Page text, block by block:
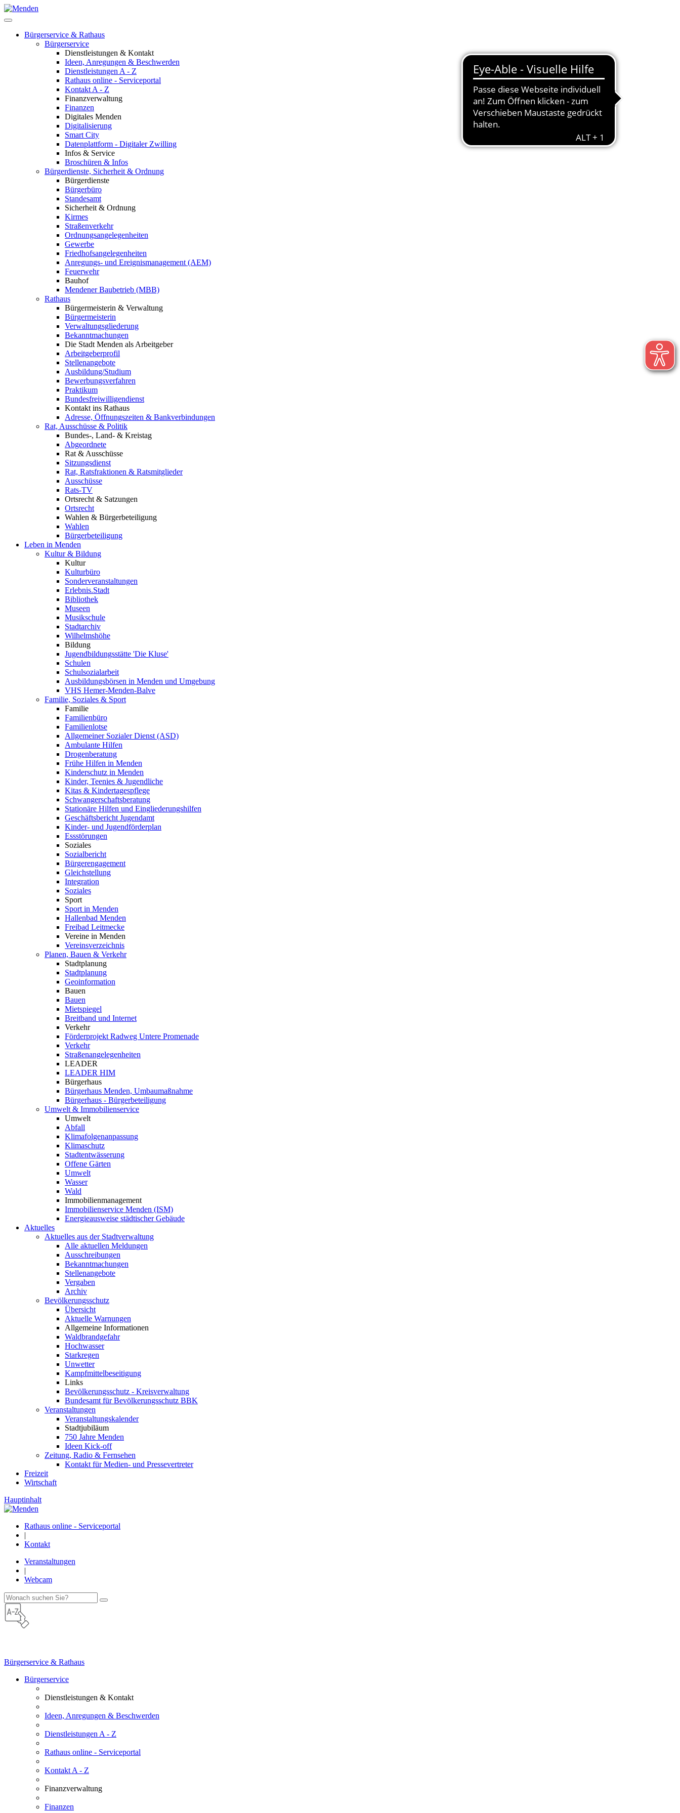
Bürgerservice & Rathaus
Bürgerservice
Dienstleistungen & Kontakt
Ideen, Anregungen & Beschwerden
Dienstleistungen A - Z
Rathaus online - Serviceportal
Kontakt A - Z
Finanzverwaltung
Finanzen
Digitales Menden
Digitalisierung
Smart City
Datenplattform - Digitaler Zwilling
Infos & Service
Broschüren & Infos
Bürgerdienste, Sicherheit & Ordnung
Bürgerdienste
Bürgerbüro
Standesamt
Sicherheit & Ordnung
Kirmes
Straßenverkehr
Ordnungsangelegenheiten
Gewerbe
Friedhofsangelegenheiten
Anregungs- und Ereignismanagement (AEM)
Feuerwehr
Bauhof
Mendener Baubetrieb (MBB)
Rathaus
Bürgermeisterin & Verwaltung
Bürgermeisterin
Verwaltungsgliederung
Bekanntmachungen
Die Stadt Menden als Arbeitgeber
Arbeitgeberprofil
Stellenangebote
Ausbildung/Studium
Bewerbungsverfahren
Praktikum
Bundesfreiwilligendienst
Kontakt ins Rathaus
Adresse, Öffnungszeiten & Bankverbindungen
Rat, Ausschüsse & Politik
Bundes-, Land- & Kreistag
Abgeordnete
Rat & Ausschüsse
Sitzungsdienst
Rat, Ratsfraktionen & Ratsmitglieder
Ausschüsse
Rats-TV
Ortsrecht & Satzungen
Ortsrecht
Wahlen & Bürgerbeteiligung
Wahlen
Bürgerbeteiligung
Leben in Menden
Kultur & Bildung
Kultur
Kulturbüro
Sonderveranstaltungen
Erlebnis.Stadt
Bibliothek
Museen
Musikschule
Stadtarchiv
Wilhelmshöhe
Bildung
Jugendbildungsstätte 'Die Kluse'
Schulen
Schulsozialarbeit
Ausbildungsbörsen in Menden und Umgebung
VHS Hemer-Menden-Balve
Familie, Soziales & Sport
Familie
Familienbüro
Familienlotse
Allgemeiner Sozialer Dienst (ASD)
Ambulante Hilfen
Drogenberatung
Frühe Hilfen in Menden
Kinderschutz in Menden
Kinder, Teenies & Jugendliche
Kitas & Kindertagespflege
Schwangerschaftsberatung
Stationäre Hilfen und Eingliederungshilfen
Geschäftsbericht Jugendamt
Kinder- und Jugendförderplan
Essstörungen
Soziales
Sozialbericht
Bürgerengagement
Gleichstellung
Integration
Soziales
Sport
Sport in Menden
Hallenbad Menden
Freibad Leitmecke
Vereine in Menden
Vereinsverzeichnis
Planen, Bauen & Verkehr
Stadtplanung
Stadtplanung
Geoinformation
Bauen
Bauen
Mietspiegel
Breitband und Internet
Verkehr
Förderprojekt Radweg Untere Promenade
Verkehr
Straßenangelegenheiten
LEADER
LEADER HIM
Bürgerhaus
Bürgerhaus Menden, Umbaumaßnahme
Bürgerhaus - Bürgerbeteiligung
Umwelt & Immobilienservice
Umwelt
Abfall
Klimafolgenanpassung
Klimaschutz
Stadtentwässerung
Offene Gärten
Umwelt
Wasser
Wald
Immobilienmanagement
Immobilienservice Menden (ISM)
Energieausweise städtischer Gebäude
Aktuelles
Aktuelles aus der Stadtverwaltung
Alle aktuellen Meldungen
Ausschreibungen
Bekanntmachungen
Stellenangebote
Vergaben
Archiv
Bevölkerungsschutz
Übersicht
Aktuelle Warnungen
Allgemeine Informationen
Waldbrandgefahr
Hochwasser
Starkregen
Unwetter
Kampfmittelbeseitigung
Links
Bevölkerungsschutz - Kreisverwaltung
Bundesamt für Bevölkerungsschutz BBK
Veranstaltungen
Veranstaltungskalender
Stadtjubiläum
750 Jahre Menden
Ideen Kick-off
Zeitung, Radio & Fernsehen
Kontakt für Medien- und Pressevertreter
Freizeit
Wirtschaft
Hauptinhalt
Rathaus online - Serviceportal
|
Kontakt
Veranstaltungen
|
Webcam
Bürgerservice & Rathaus
Bürgerservice
Dienstleistungen & Kontakt
Ideen, Anregungen & Beschwerden
Dienstleistungen A - Z
Rathaus online - Serviceportal
Kontakt A - Z
Finanzverwaltung
Finanzen